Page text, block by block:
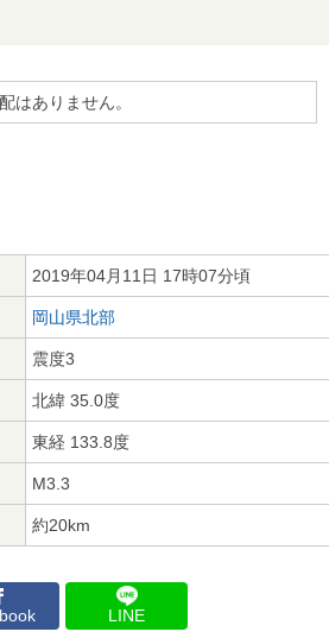
はありません。
2019年04月11日 17時07分頃
岡山県北部
震度3
北緯 35.0度
東経 133.8度
M3.3
約20km
LINE